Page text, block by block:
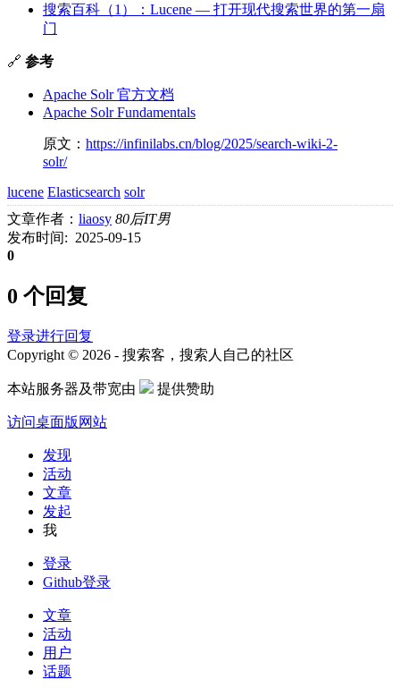
搜索百科（1）：Lucene — 打开现代搜索世界的第一扇
门
🔗 参考
Apache Solr 官方文档
Apache Solr Fundamentals
原文： https://infinilabs.cn/blog/2025/search-wiki-2-
solr/
lucene Elasticsearch solr
文章作者： liaosy 80后IT男
发布时间: 2025-09-15
0
0 个回复
登录进行回复
Copyright © 2026 - 搜索客，搜索人自己的社区
本站服务器及带宽由 提供赞助
访问桌面版网站
发现
活动
文章
发起
我
登录
Github登录
文章
活动
用户
话题